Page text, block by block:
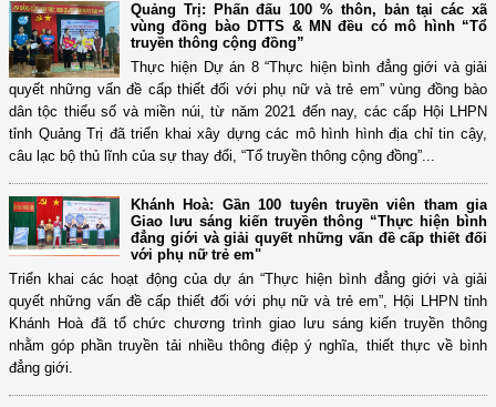
Quảng Trị: Phấn đấu 100 % thôn, bản tại các xã
vùng đồng bào DTTS & MN đều có mô hình “Tổ
truyền thông cộng đồng”
Thực hiện Dự án 8 “Thực hiện bình đẳng giới và giải
quyết những vấn đề cấp thiết đối với phụ nữ và trẻ em” vùng đồng bào
dân tộc thiểu số và miền núi, từ năm 2021 đến nay, các cấp Hội LHPN
tỉnh Quảng Trị đã triển khai xây dựng các mô hình hình địa chỉ tin cậy,
câu lạc bộ thủ lĩnh của sự thay đổi, “Tổ truyền thông cộng đồng”...
Khánh Hoà: Gần 100 tuyên truyền viên tham gia
Giao lưu sáng kiến truyền thông “Thực hiện bình
đẳng giới và giải quyết những vấn đề cấp thiết đối
với phụ nữ trẻ em"
Triển khai các hoạt động của dự án “Thực hiện bình đẳng giới và giải
quyết những vấn đề cấp thiết đối với phụ nữ và trẻ em”, Hội LHPN tỉnh
Khánh Hoà đã tổ chức chương trình giao lưu sáng kiến truyền thông
nhằm góp phần truyền tải nhiều thông điệp ý nghĩa, thiết thực về bình
đẳng giới.